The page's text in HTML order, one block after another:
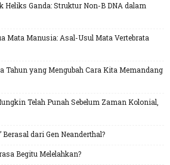
Heliks Ganda: Struktur Non-B DNA dalam
Mata Manusia: Asal-Usul Mata Vertebrata
Tahun yang Mengubah Cara Kita Memandang
Telah Punah Sebelum Zaman Kolonial,
dari Gen Neanderthal?
Begitu Melelahkan?